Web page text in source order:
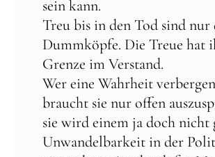
sein kann.
Treu bis in den Tod sind nur
Dummköpfe. Die Treue hat
Grenze im Verstand.
Wer eine Wahrheit
braucht sie nur offen
sie wird einem ja doch nicht
Unwandelbarkeit in der